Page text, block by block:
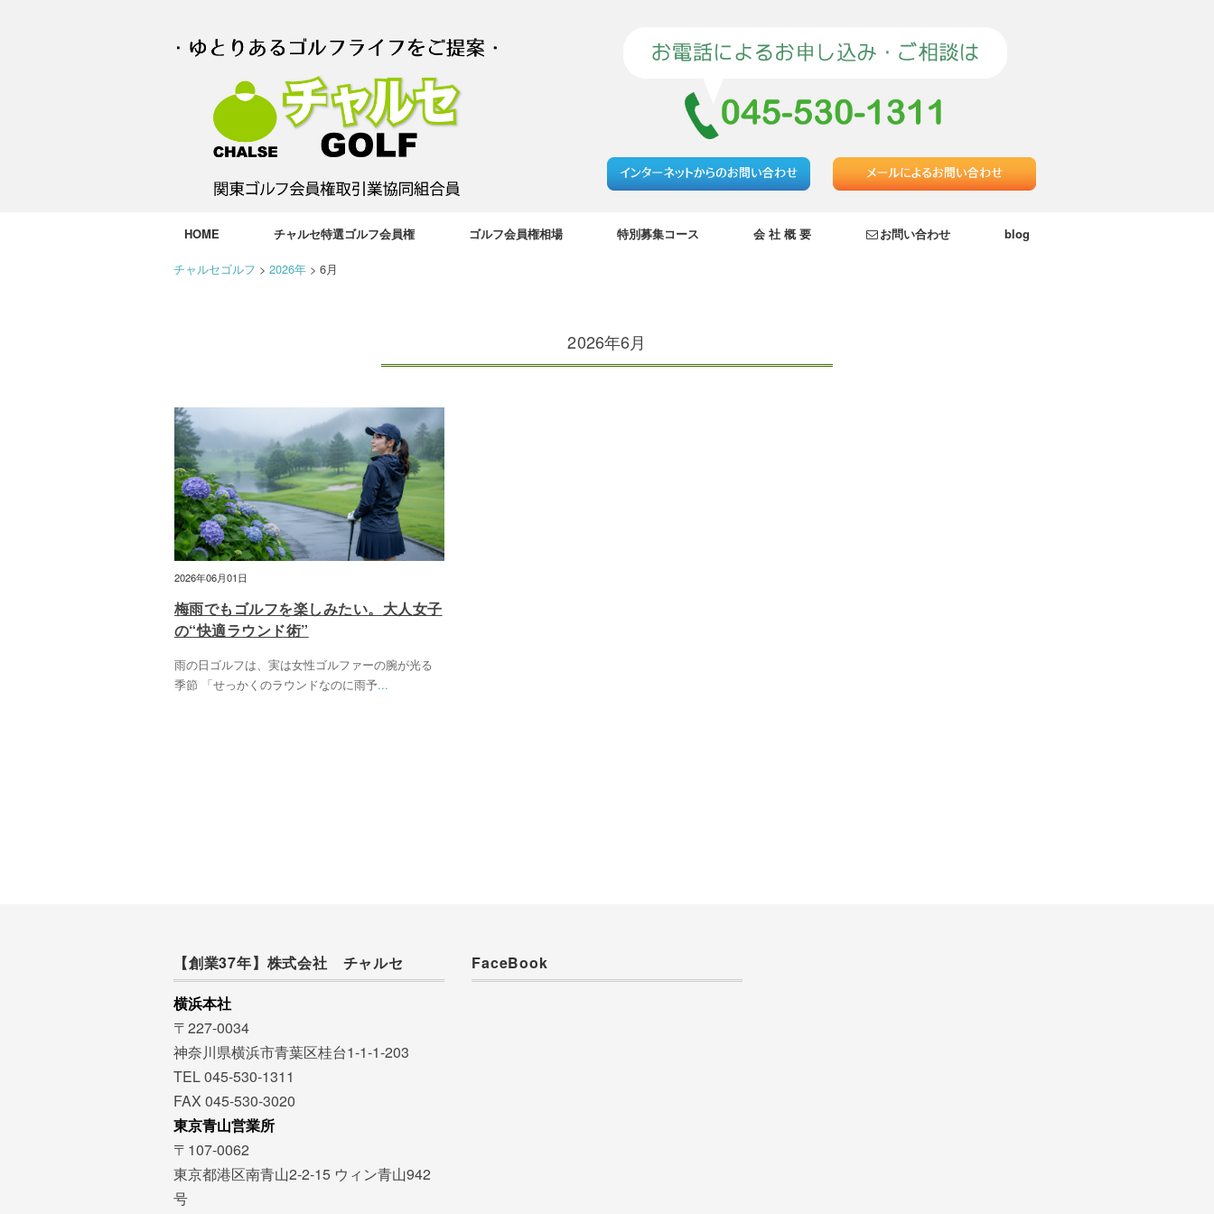
HOME チャルセ特選ゴルフ会員権 ゴルフ会員権相場 特別募集コース 会 社 概 要 お問い合わせ blog
チャルセゴルフ > 2026年 > 6月
2026年6月
2026年06月01日
梅雨でもゴルフを楽しみたい。大人女子
の“快適ラウンド術”
雨の日ゴルフは、実は女性ゴルファーの腕が光る
季節 「せっかくのラウンドなのに雨予...
【創業37年】株式会社 チャルセ
横浜本社
〒227-0034
神奈川県横浜市青葉区桂台1-1-1-203
TEL 045-530-1311
FAX 045-530-3020
東京青山営業所
〒107-0062
東京都港区南青山2-2-15 ウィン青山942
号
FaceBook